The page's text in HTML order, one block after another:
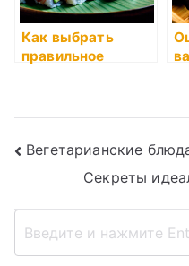
Как выбрать
правильное
Навигация
записям
Вегетарианские
Секреты